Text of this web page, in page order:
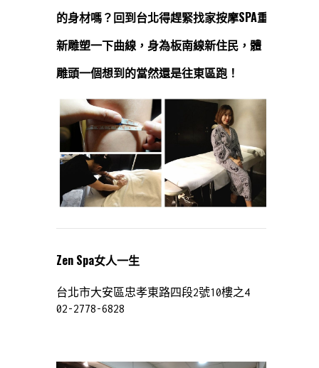
的身材嗎？回到台北得趕緊找家按摩SPA重
新雕塑一下曲線，身為板南線新住民，體
雕頭一個想到的當然還是往東區跑！
Zen Spa女人一生
台北市大安區忠孝東路四段2號10樓之4
02-2778-6828